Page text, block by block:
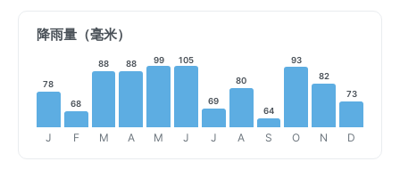
降雨量（毫米）
78
J
68
F
88
M
88
A
99
M
105
J
69
J
80
A
64
S
93
O
82
N
73
D